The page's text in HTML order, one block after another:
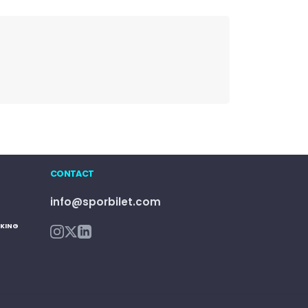
CONTACT
info@sporbilet.com